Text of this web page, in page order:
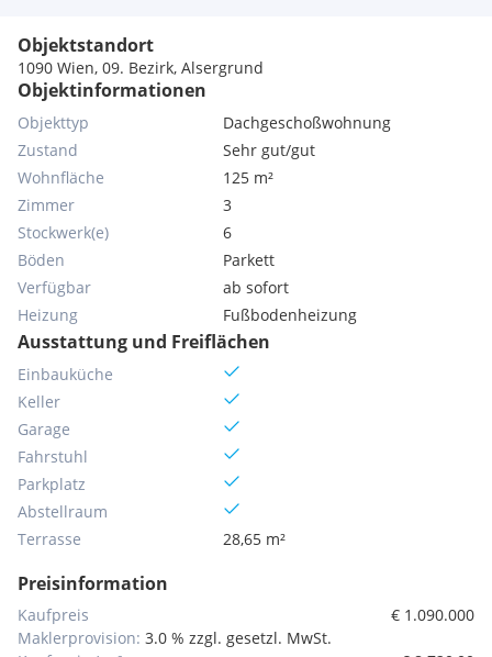
Objektstandort
1090 Wien, 09. Bezirk, Alsergrund
Objektinformationen
Objekttyp
Dachgeschoßwohnung
Zustand
Sehr gut/gut
Wohnfläche
125 m²
Zimmer
3
Stockwerk(e)
6
Böden
Parkett
Verfügbar
ab sofort
Heizung
Fußbodenheizung
Ausstattung und Freiflächen
Einbauküche
Keller
Garage
Fahrstuhl
Parkplatz
Abstellraum
Terrasse
28,65 m²
Preisinformation
Kaufpreis
€ 1.090.000
Maklerprovision: 3.0 % zzgl. gesetzl. MwSt.